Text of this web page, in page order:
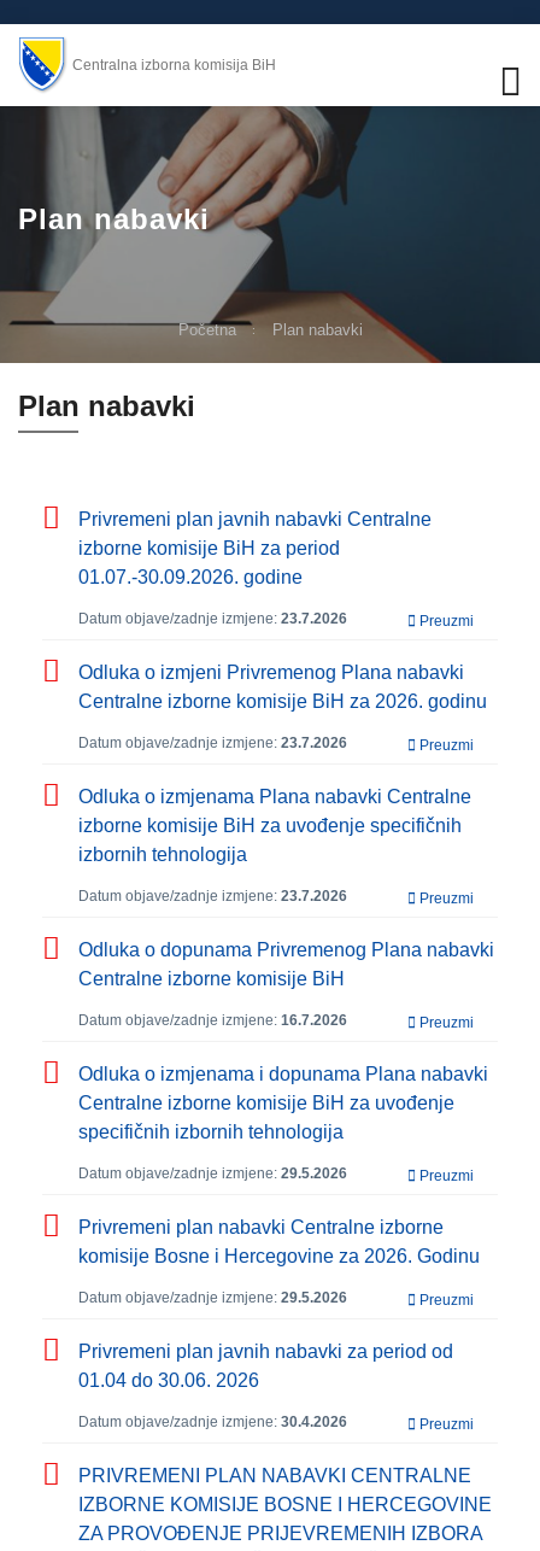
Centralna izborna komisija BiH
Plan nabavki
Početna Plan nabavki
Plan nabavki
Privremeni plan javnih nabavki Centralne
izborne komisije BiH za period
01.07.-30.09.2026. godine
Datum objave/zadnje izmjene: 23.7.2026 Preuzmi
Odluka o izmjeni Privremenog Plana nabavki
Centralne izborne komisije BiH za 2026. godinu
Datum objave/zadnje izmjene: 23.7.2026 Preuzmi
Odluka o izmjenama Plana nabavki Centralne
izborne komisije BiH za uvođenje specifičnih
izbornih tehnologija
Datum objave/zadnje izmjene: 23.7.2026 Preuzmi
Odluka o dopunama Privremenog Plana nabavki
Centralne izborne komisije BiH
Datum objave/zadnje izmjene: 16.7.2026 Preuzmi
Odluka o izmjenama i dopunama Plana nabavki
Centralne izborne komisije BiH za uvođenje
specifičnih izbornih tehnologija
Datum objave/zadnje izmjene: 29.5.2026 Preuzmi
Privremeni plan nabavki Centralne izborne
komisije Bosne i Hercegovine za 2026. Godinu
Datum objave/zadnje izmjene: 29.5.2026 Preuzmi
Privremeni plan javnih nabavki za period od
01.04 do 30.06. 2026
Datum objave/zadnje izmjene: 30.4.2026 Preuzmi
PRIVREMENI PLAN NABAVKI CENTRALNE
IZBORNE KOMISIJE BOSNE I HERCEGOVINE
ZA PROVOĐENJE PRIJEVREMENIH IZBORA